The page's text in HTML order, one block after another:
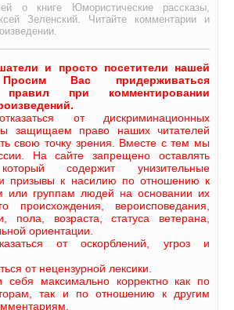
о книге Юмористические рассказы,
Зеленский. Читайте комментарии и
и просто посетители нашей
Вас придерживаться
правил при комментировании
от дискриминационных
защищаем право наших читателей
свою точку зрения. Вместе с тем мы
На сайте запрещено оставлять
содержит унизительные
призывы к насилию по отношению к
или группам людей на основании их
происхождения, вероисповедания,
пола, возраста, статуса ветерана,
ориентации.
от оскорблений, угроз и
от нецензурной лексики.
себя максимально корректно как по
так и по отношению к другим